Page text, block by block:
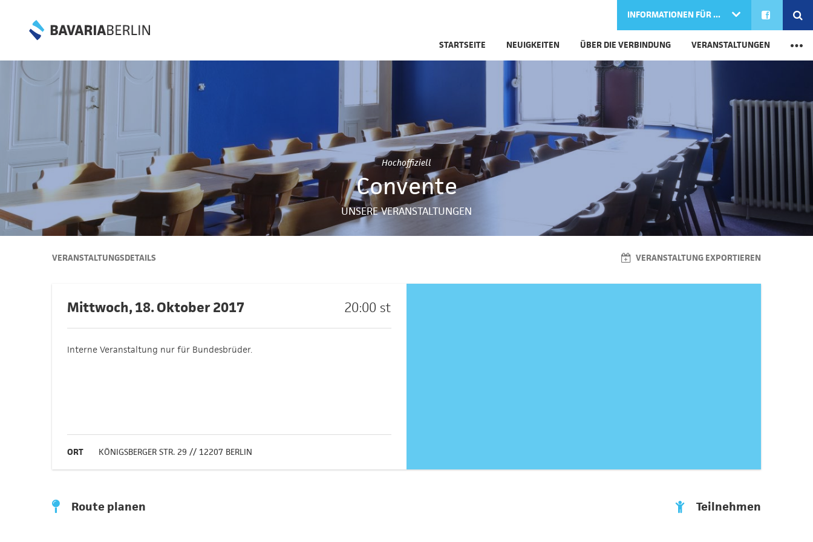
INFORMATIONEN FÜR ... FACEBOOK
STARTSEITE NEUIGKEITEN ÜBER DIE VERBINDUNG VERANSTALTUNGEN
Hochoffiziell
Convente
UNSERE VERANSTALTUNGEN
VERANSTALTUNGSDETAILS VERANSTALTUNG EXPORTIEREN
20:00 st
Mittwoch, 18. Oktober 2017
Interne Veranstaltung nur für Bundesbrüder.
ORT KÖNIGSBERGER STR. 29 // 12207 BERLIN
Route planen Teilnehmen